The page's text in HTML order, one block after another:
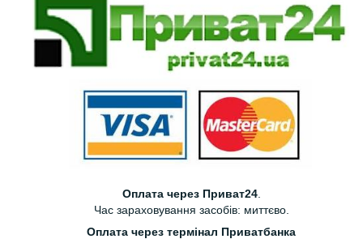
Оплата через Приват24.
Час зараховування засобів: миттєво.
Оплата через термінал Приватбанка